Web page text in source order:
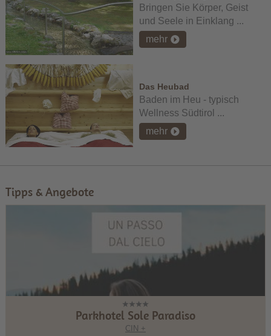
Bringen Sie Körper, Geist
und Seele in Einklang ...
mehr
Das Heubad
Baden im Heu - typisch
Wellness Südtirol ...
mehr
Tipps & Angebote
Parkhotel Sole Paradiso
CIN +